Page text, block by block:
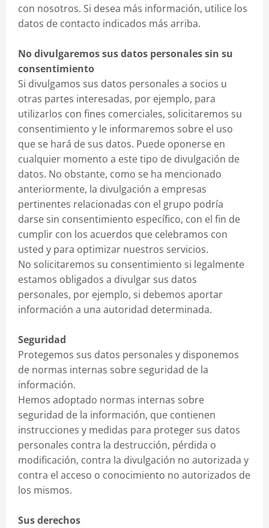
con nosotros. Si desea más información, utilice los
datos de contacto indicados más arriba.
No divulgaremos sus datos personales sin su
consentimiento
Si divulgamos sus datos personales a socios u
otras partes interesadas, por ejemplo, para
utilizarlos con fines comerciales, solicitaremos su
consentimiento y le informaremos sobre el uso
que se hará de sus datos. Puede oponerse en
cualquier momento a este tipo de divulgación de
datos. No obstante, como se ha mencionado
anteriormente, la divulgación a empresas
pertinentes relacionadas con el grupo podría
darse sin consentimiento específico, con el fin de
cumplir con los acuerdos que celebramos con
usted y para optimizar nuestros servicios.
No solicitaremos su consentimiento si legalmente
estamos obligados a divulgar sus datos
personales, por ejemplo, si debemos aportar
información a una autoridad determinada.
Seguridad
Protegemos sus datos personales y disponemos
de normas internas sobre seguridad de la
información.
Hemos adoptado normas internas sobre
seguridad de la información, que contienen
instrucciones y medidas para proteger sus datos
personales contra la destrucción, pérdida o
modificación, contra la divulgación no autorizada y
contra el acceso o conocimiento no autorizados de
los mismos.
Sus derechos